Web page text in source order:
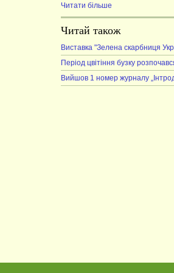
Читати більше
Читай також
Виставка "Зелена скарбниця
Період цвітіння бузку
Вийшов 1 номер журналу